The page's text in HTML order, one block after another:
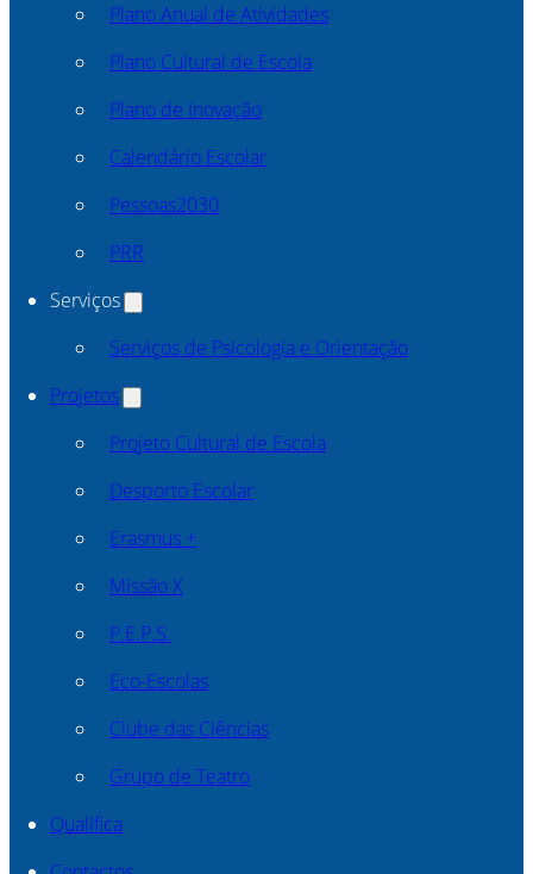
Plano Anual de Atividades
Plano Cultural de Escola
Plano de Inovação
Calendário Escolar
Pessoas2030
PRR
Serviços
Serviços de Psicologia e Orientação
Projetos
Projeto Cultural de Escola
Desporto Escolar
Erasmus +
Missão X
P.E.P.S.
Eco-Escolas
Clube das Ciências
Grupo de Teatro
Qualifica